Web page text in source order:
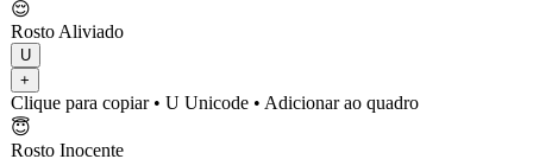
😌
Rosto Aliviado
U
+
Clique para copiar• U Unicode • Adicionar ao quadro
😇
Rosto Inocente